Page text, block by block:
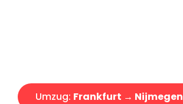
Umzug: Frankfurt → Nijmegen